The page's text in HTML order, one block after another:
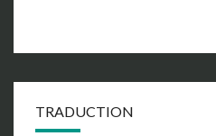
TRADUCTION